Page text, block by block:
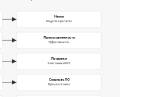
Наука
Модели и расчеты
Промышленность
Эффективность
Продажи
Кампании и ROI
Скорость ПО
Время отклика